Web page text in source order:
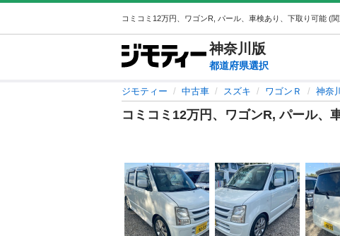
神奈川 版
都道府県選択
ジモティー 中古車 スズキ ワゴンＲ 神奈
コミコミ12万円、ワゴンR, パール、